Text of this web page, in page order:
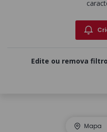
Edite ou remova
Mapa